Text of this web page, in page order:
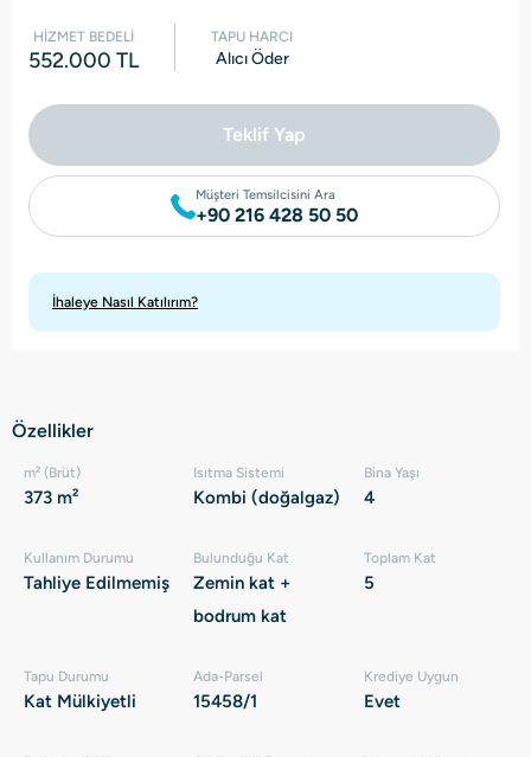
HİZMET BEDELİ
552.000 TL
TAPU HARCI
Alıcı Öder
Teklif Yap
Müşteri Temsilcisini Ara
+90 216 428 50 50
İhaleye Nasıl Katılırım?
Özellikler
m² (Brüt)
373 m²
Isıtma Sistemi
Kombi (doğalgaz)
Bina Yaşı
4
Kullanım Durumu
Tahliye Edilmemiş
Bulunduğu Kat
Zemin kat +
bodrum kat
Toplam Kat
5
Tapu Durumu
Kat Mülkiyetli
Ada-Parsel
15458/1
Krediye Uygun
Evet